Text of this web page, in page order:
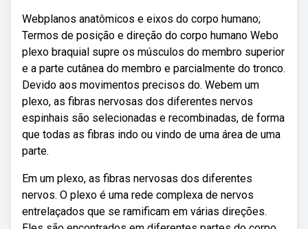
Webplanos anatômicos e eixos do corpo humano;
Termos de posição e direção do corpo humano Webo
plexo braquial supre os músculos do membro superior
e a parte cutânea do membro e parcialmente do tronco.
Devido aos movimentos precisos do. Webem um
plexo, as fibras nervosas dos diferentes nervos
espinhais são selecionadas e recombinadas, de forma
que todas as fibras indo ou vindo de uma área de uma
parte.
Em um plexo, as fibras nervosas dos diferentes
nervos. O plexo é uma rede complexa de nervos
entrelaçados que se ramificam em várias direções.